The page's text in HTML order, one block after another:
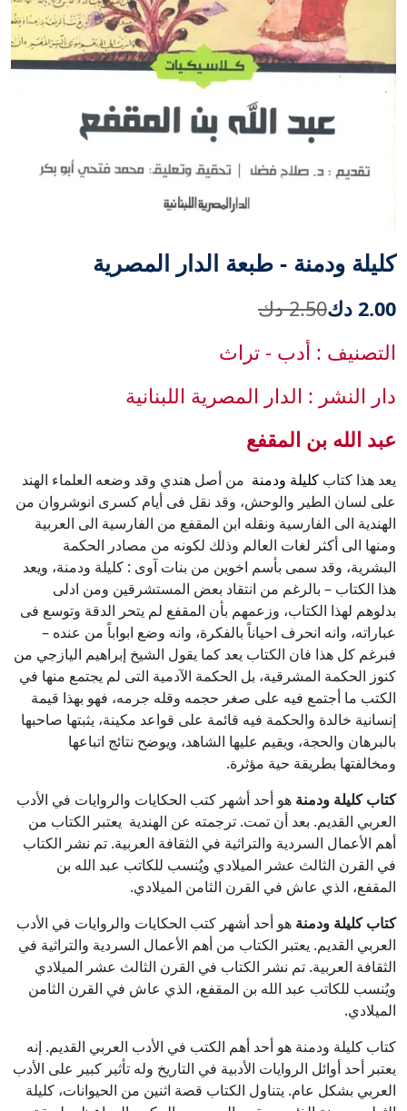
كليلة ودمنة - طبعة الدار المصرية
2.00 دك
2.50 دك
التصنيف : أدب - تراث
دار النشر : الدار المصرية اللبنانية
عبد الله بن المقفع
يعد هذا كتاب كليلة ودمنة من أصل هندي وقد وضعه العلماء الهند
على لسان الطير والوحش، وقد نقل فى أيام كسرى انوشروان من
الهندية الى الفارسية ونقله ابن المقفع من الفارسية الى العربية
ومنها الى أكثر لغات العالم وذلك لكونه من مصادر الحكمة
البشرية، وقد سمى بأسم اخوين من بنات آوى : كليلة ودمنة، ويعد
هذا الكتاب – بالرغم من انتقاد بعض المستشرقين ومن ادلى
بدلوهم لهذا الكتاب، وزعمهم بأن المقفع لم يتحر الدقة وتوسع فى
عباراته، وانه انحرف احياناً بالفكرة، وانه وضع ابواباً من عنده –
فبرغم كل هذا فان الكتاب يعد كما يقول الشيخ إبراهيم اليازجي من
كنوز الحكمة المشرقية، بل الحكمة الآدمية التى لم يجتمع منها في
الكتب ما أجتمع فيه على صغر حجمه وقله جرمه، فهو بهذا قيمة
إنسانية خالدة والحكمة فيه قائمة على قواعد مكينة، يثبتها صاحبها
بالبرهان والحجة، ويقيم عليها الشاهد، ويوضح نتائج اتباعها
ومخالفتها بطريقة حية مؤثرة.
كتاب كليلة ودمنة هو أحد أشهر كتب الحكايات والروايات في الأدب
العربي القديم. بعد أن تمت. ترجمته عن الهندية يعتبر الكتاب من
أهم الأعمال السردية والتراثية في الثقافة العربية. تم نشر الكتاب
في القرن الثالث عشر الميلادي ويُنسب للكاتب عبد الله بن
المقفع، الذي عاش في القرن الثامن الميلادي.
كتاب كليلة ودمنة هو أحد أشهر كتب الحكايات والروايات في الأدب
العربي القديم. يعتبر الكتاب من أهم الأعمال السردية والتراثية في
الثقافة العربية. تم نشر الكتاب في القرن الثالث عشر الميلادي
ويُنسب للكاتب عبد الله بن المقفع، الذي عاش في القرن الثامن
الميلادي.
كتاب كليلة ودمنة هو أحد أهم الكتب في الأدب العربي القديم. إنه
يعتبر أحد أوائل الروايات الأدبية في التاريخ وله تأثير كبير على الأدب
العربي بشكل عام. يتناول الكتاب قصة اثنين من الحيوانات، كليلة